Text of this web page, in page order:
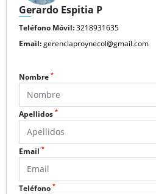
Gerardo Espitia P
Teléfono Móvil:3218931635
Email:gerenciaproynecol@gmail.com
Nombre *
Apellidos *
Email *
Teléfono *